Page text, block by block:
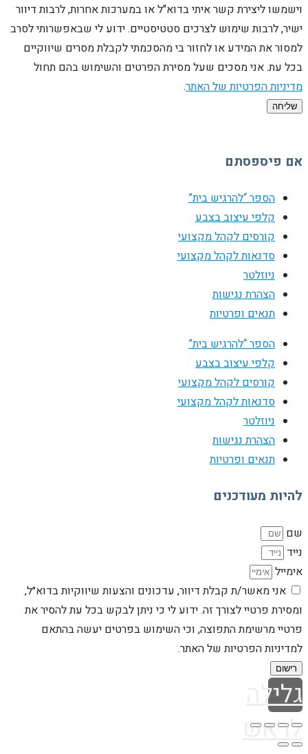
וישמשו ליצירת קשר איתי בדוא"ל או במערכות אחרות, לרבות דיוור
ישיר, לרבות שימוש לצרכים סטטיסטיים. ידוע לי שבאפשרותי לסרב
למסור את המידע או לחזור בי מהסכמתי לקבלת מסרים שיווקיים
בכל עת. אני מסכים שעל מסירת הפרטים והשימוש בהם תחול
מדיניות הפרטיות של האתר.
שליחה
אם פיספסתם
הספר “להרגיש בית”
קלפי עיצוב בצבע
קורסים לקהל מקצועי
סדנאות לקהל מקצועי
ניוזלטר
הצהרת נגישות
תנאים ופרטיות
הספר “להרגיש בית”
קלפי עיצוב בצבע
קורסים לקהל מקצועי
סדנאות לקהל מקצועי
ניוזלטר
הצהרת נגישות
תנאים ופרטיות
להיות מעודכנים
שם
נייד
אימייל
אני מאשר/ת קבלת דיוור, עדכונים והצעות שיווקיות בדוא״ל,
ומסירת פרטיי לצורך זה. ידוע לי כי ניתן לבקש בכל עת להסיר את
פרטיי מרשימת התפוצה, וכי השימוש בפרטים יעשה בהתאם
למדיניות הפרטיות של האתר.
רישום
גלילה
לראש